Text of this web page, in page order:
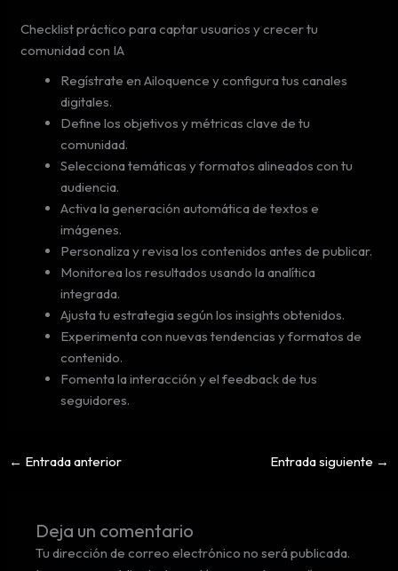
Checklist práctico para captar usuarios y crecer tu
comunidad con IA
Regístrate en Ailoquence y configura tus canales
digitales.
Define los objetivos y métricas clave de tu
comunidad.
Selecciona temáticas y formatos alineados con tu
audiencia.
Activa la generación automática de textos e
imágenes.
Personaliza y revisa los contenidos antes de publicar.
Monitorea los resultados usando la analítica
integrada.
Ajusta tu estrategia según los insights obtenidos.
Experimenta con nuevas tendencias y formatos de
contenido.
Fomenta la interacción y el feedback de tus
seguidores.
← Entrada anterior Entrada siguiente →
Deja un comentario
Tu dirección de correo electrónico no será publicada.